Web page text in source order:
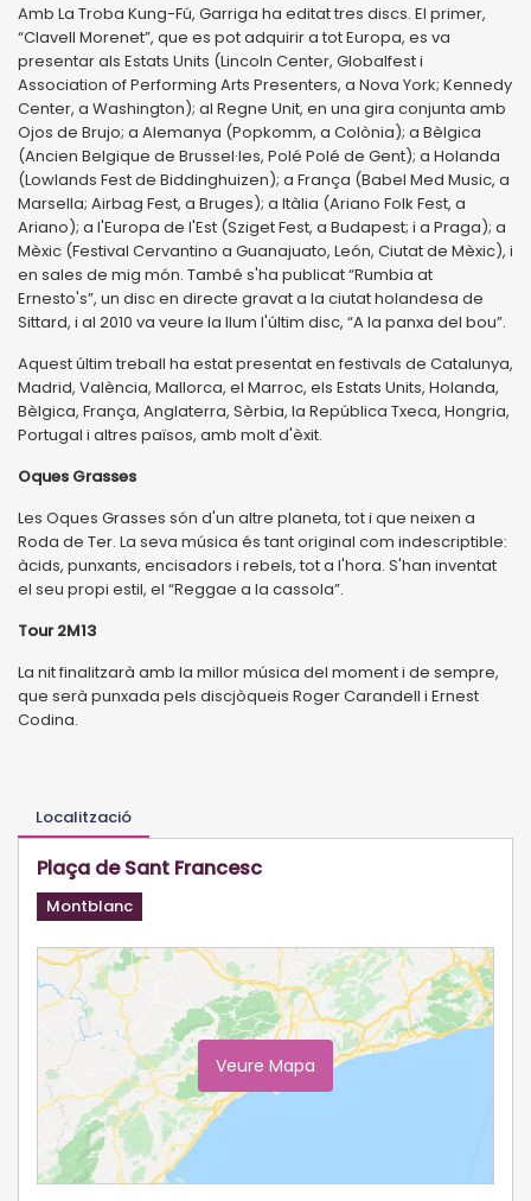
Amb La Troba Kung-Fú, Garriga ha editat tres discs. El primer,
“Clavell Morenet”, que es pot adquirir a tot Europa, es va
presentar als Estats Units (Lincoln Center, Globalfest i
Association of Performing Arts Presenters, a Nova York; Kennedy
Center, a Washington); al Regne Unit, en una gira conjunta amb
Ojos de Brujo; a Alemanya (Popkomm, a Colònia); a Bèlgica
(Ancien Belgique de Brussel·les, Polé Polé de Gent); a Holanda
(Lowlands Fest de Biddinghuizen); a França (Babel Med Music, a
Marsella; Airbag Fest, a Bruges); a Itàlia (Ariano Folk Fest, a
Ariano); a l'Europa de l'Est (Sziget Fest, a Budapest; i a Praga); a
Mèxic (Festival Cervantino a Guanajuato, León, Ciutat de Mèxic), i
en sales de mig món. També s'ha publicat “Rumbia at
Ernesto's”, un disc en directe gravat a la ciutat holandesa de
Sittard, i al 2010 va veure la llum l'últim disc, “A la panxa del bou”.
Aquest últim treball ha estat presentat en festivals de Catalunya,
Madrid, València, Mallorca, el Marroc, els Estats Units, Holanda,
Bèlgica, França, Anglaterra, Sèrbia, la República Txeca, Hongria,
Portugal i altres països, amb molt d'èxit.
Oques Grasses
Les Oques Grasses són d'un altre planeta, tot i que neixen a
Roda de Ter. La seva música és tant original com indescriptible:
àcids, punxants, encisadors i rebels, tot a l'hora. S'han inventat
el seu propi estil, el “Reggae a la cassola”.
Tour 2M13
La nit finalitzarà amb la millor música del moment i de sempre,
que serà punxada pels discjòqueis Roger Carandell i Ernest
Codina.
Localització
Plaça de Sant Francesc
Montblanc
Veure Mapa